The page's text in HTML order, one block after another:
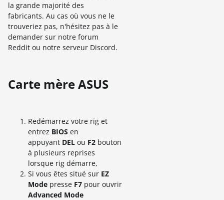
la grande majorité des
fabricants. Au cas où vous ne le
trouveriez pas, n'hésitez pas à le
demander sur notre forum
Reddit ou notre serveur Discord.
Carte mère ASUS
Redémarrez votre rig et
entrez BIOS en
appuyant DEL ou F2 bouton
à plusieurs reprises
lorsque rig démarre,
Si vous êtes situé sur EZ
Mode presse F7 pour ouvrir
Advanced Mode